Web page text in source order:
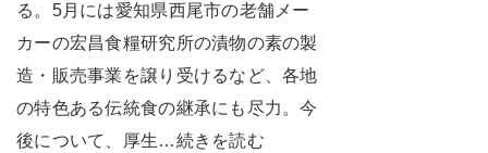
る。5月には愛知県西尾市の老舗メー
カーの宏昌食糧研究所の漬物の素の製
造・販売事業を譲り受けるなど、各地
の特色ある伝統食の継承にも尽力。今
後について、厚生…続きを読む